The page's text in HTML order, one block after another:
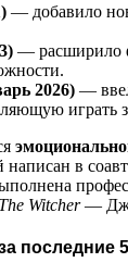
— добавило
— расширило
2026) —
играть
написан в
The Witcher—
последние